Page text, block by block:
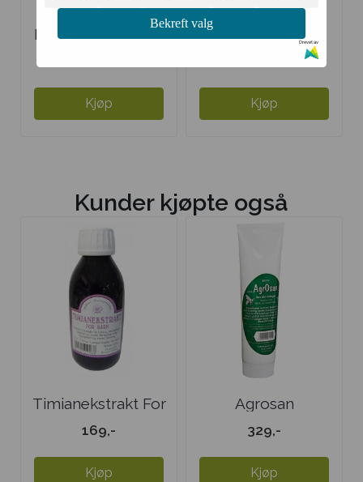
Kingfisher fennikel
Kjøp
Kingfisher kull
Kjøp
Kunder kjøpte også
Timianekstrakt For
Barn
169,-
Kjøp
Agrosan
329,-
Kjøp
Bekreft valg
Drevet av